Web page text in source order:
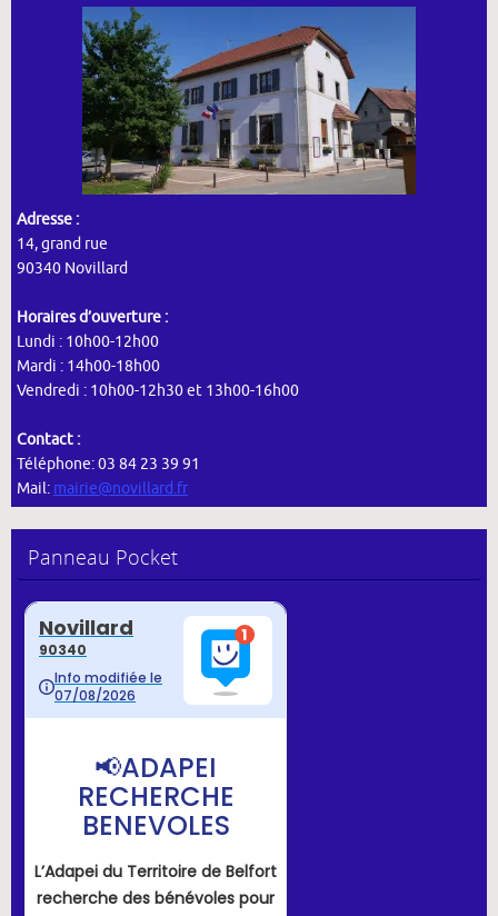
Adresse :
14, grand rue
90340 Novillard
Horaires d’ouverture :
Lundi : 10h00-12h00
Mardi : 14h00-18h00
Vendredi : 10h00-12h30 et 13h00-16h00
Contact :
Téléphone: 03 84 23 39 91
Mail: mairie@novillard.fr
Panneau Pocket